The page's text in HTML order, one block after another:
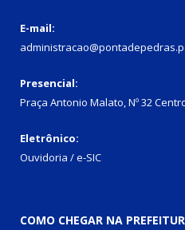
E-mail:
Presencial:
Praça Antonio Malato, Nº 32
Eletrônico:
Ouvidoria / e-SIC
COMO CHEGAR NA